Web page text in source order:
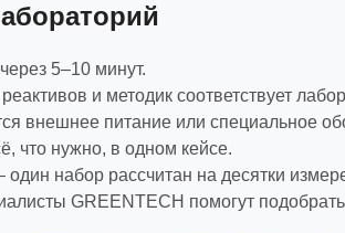
5–10 минут.
и методик соответствует
внешнее питание или специальное
что нужно, в одном кейсе.
набор рассчитан на десятки
GREENTECH помогут